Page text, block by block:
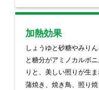
加熱効果
しょうゆと砂糖やみり
と糖分がアミノカルボ
りと、美しい照りが生ま
蒲焼き、焼き鳥、照り